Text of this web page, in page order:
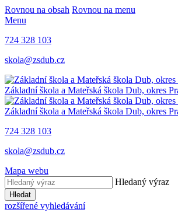
Rovnou na obsah Rovnou na menu
Menu
724 328 103
skola@zsdub.cz
Základní škola a Mateřská škola Dub, okres
Základní škola a Mateřská škola Dub, okres
724 328 103
skola@zsdub.cz
Mapa webu
Hledaný výraz
Hledat
rozšířené vyhledávání